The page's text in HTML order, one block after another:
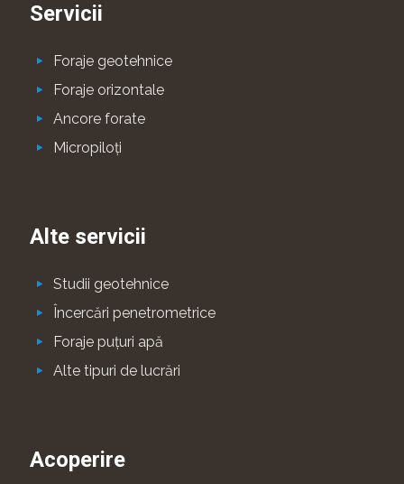
Servicii
Foraje geotehnice
Foraje orizontale
Ancore forate
Micropiloţi
Alte servicii
Studii geotehnice
Încercări penetrometrice
Foraje puţuri apă
Alte tipuri de lucrări
Acoperire